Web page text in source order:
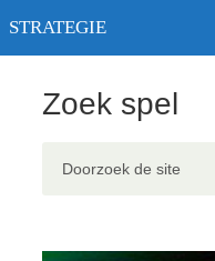
STRATEGIE
Zoek spel